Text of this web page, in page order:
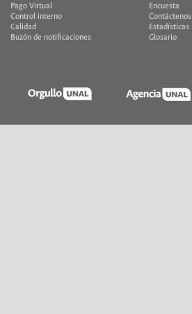
Pago Virtual
Control interno
Calidad
Buzón de notificaciones
Encuesta
Contáctenos
Estadísticas
Glosario